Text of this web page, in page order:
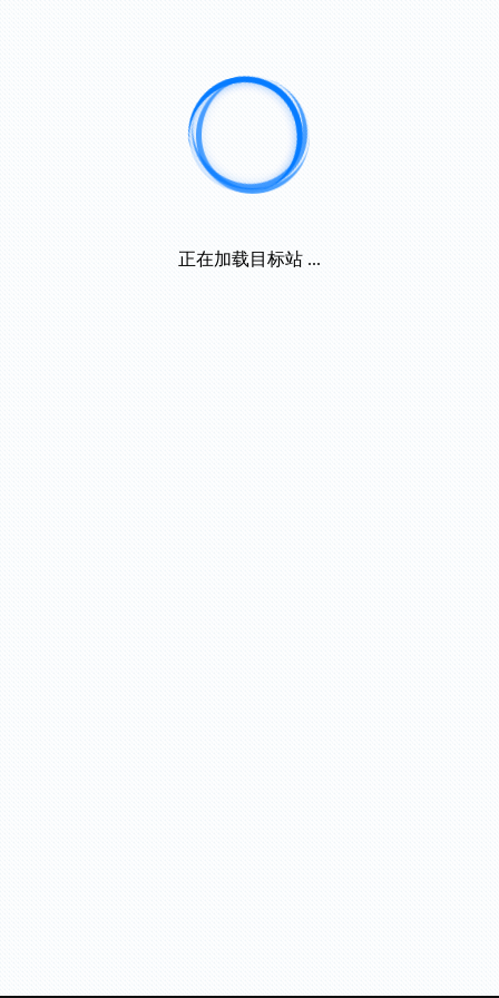
正在加载目标站 ...